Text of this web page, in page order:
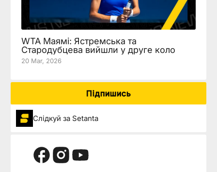
WTA Маямі: Ястремська та
Стародубцева вийшли у друге коло
20 Mar, 2026
Підпишись
Слідкуй за Setanta